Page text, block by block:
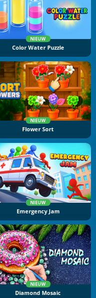
NIEUW
Color Water Puzzle
NIEUW
Flower Sort
NIEUW
Emergency Jam
NIEUW
Diamond Mosaic